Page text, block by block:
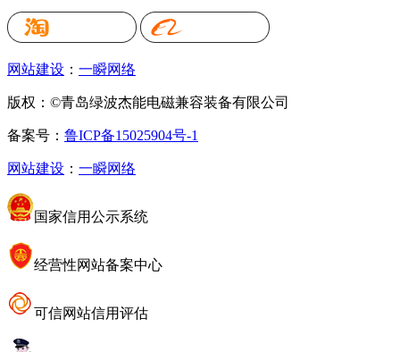
网站建设 ： 一瞬网络
版权：©青岛绿波杰能电磁兼容装备有限公司
备案号： 鲁ICP备15025904号-1
网站建设 ： 一瞬网络
国家信用公示系统
经营性网站备案中心
可信网站信用评估